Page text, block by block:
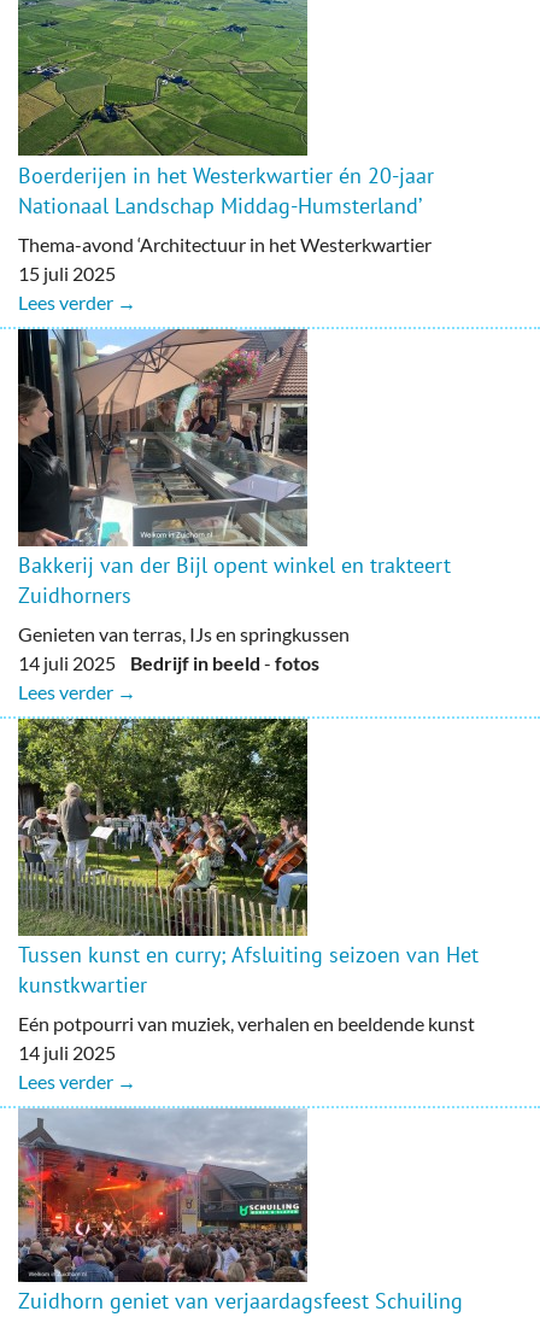
Boerderijen in het Westerkwartier én 20-jaar
Nationaal Landschap Middag-Humsterland’
Thema-avond ‘Architectuur in het Westerkwartier
15 juli 2025
Lees verder →
Bakkerij van der Bijl opent winkel en trakteert
Zuidhorners
Genieten van terras, IJs en springkussen
14 juli 2025 Bedrijf in beeld - fotos
Lees verder →
Tussen kunst en curry; Afsluiting seizoen van Het
kunstkwartier
Eén potpourri van muziek, verhalen en beeldende kunst
14 juli 2025
Lees verder →
Zuidhorn geniet van verjaardagsfeest Schuiling